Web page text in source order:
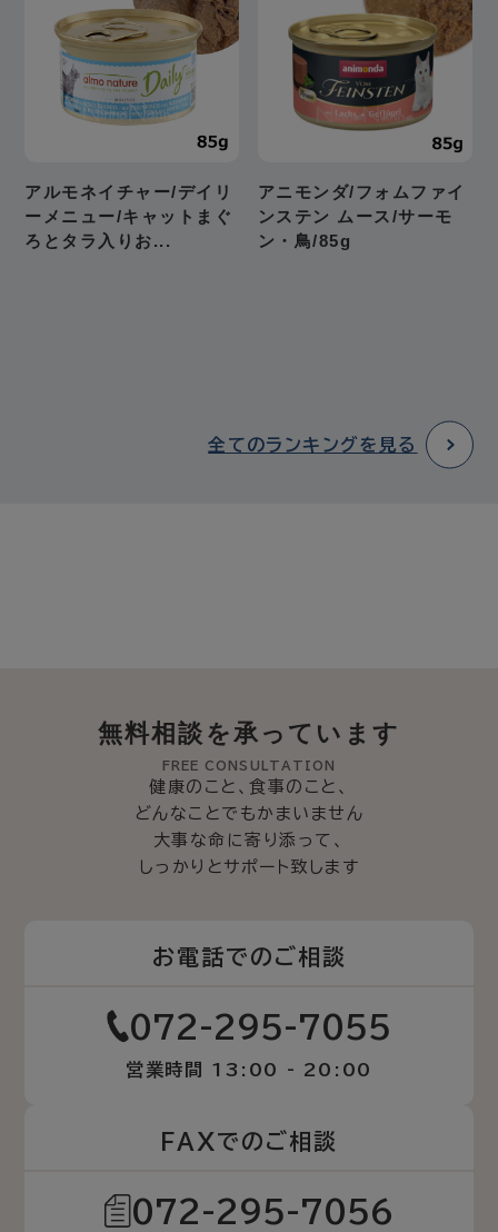
全てのランキングを見る
無料相談を承っています
FREE CONSULTATION
健康のこと、食事のこと、
どんなことでもかまいません
大事な命に寄り添って、
しっかりとサポート致します
お電話でのご相談
072-295-7055
営業時間 13:00 - 20:00
FAXでのご相談
072-295-7056